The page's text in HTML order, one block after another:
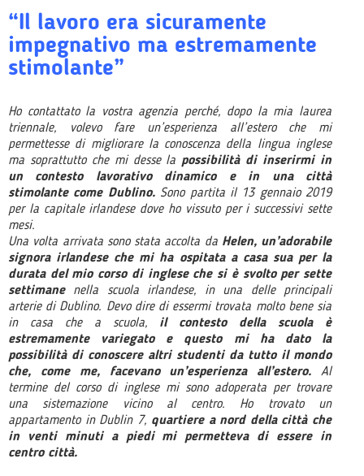
“Il lavoro era sicuramente
impegnativo ma estremamente
stimolante”
Ho contattato la vostra agenzia perché, dopo la mia laurea
triennale, volevo fare un’esperienza all’estero che mi
permettesse di migliorare la conoscenza della lingua inglese
ma soprattutto che mi desse la possibilità di inserirmi in
un contesto lavorativo dinamico e in una città
stimolante come Dublino. Sono partita il 13 gennaio 2019
per la capitale irlandese dove ho vissuto per i successivi sette
mesi.
Una volta arrivata sono stata accolta da Helen, un’adorabile
signora irlandese che mi ha ospitata a casa sua per la
durata del mio corso di inglese che si è svolto per sette
settimanenella scuola irlandese, in una delle principali
arterie di Dublino. Devo dire di essermi trovata molto bene sia
in casa che a scuola, il contesto della scuola è
estremamente variegato e questo mi ha dato la
possibilità di conoscere altri studenti da tutto il mondo
che, come me, facevano un’esperienza all’estero. Al
termine del corso di inglese mi sono adoperata per trovare
una sistemazione vicino al centro. Ho trovato un
appartamento in Dublin 7, quartiere a nord della città che
in venti minuti a piedi mi permetteva di essere in
centro città.